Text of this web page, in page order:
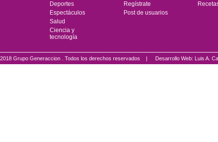
Deportes
Espectáculos
Salud
Ciencia y
tecnología
Regístrate
Post de usuarios
2018 Grupo Generaccion . Todos los derechos reservados | Desarrollo Web: Luis